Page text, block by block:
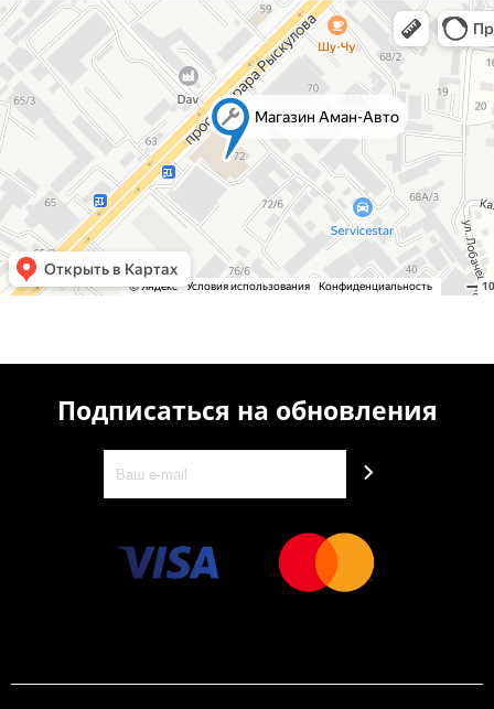
Подписаться на обновления